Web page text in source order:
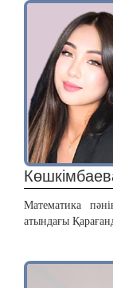
Математика
атындағы